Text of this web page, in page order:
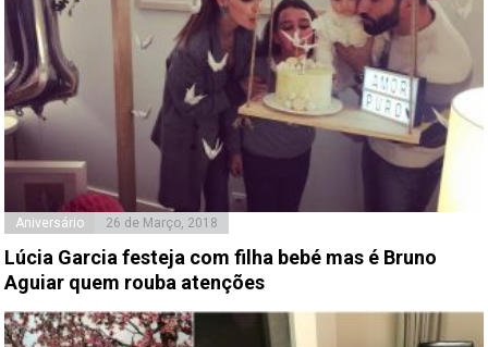
Aniversário 26 de Março, 2018
Lúcia Garcia festeja com filha bebé mas é Bruno
Aguiar quem rouba atenções